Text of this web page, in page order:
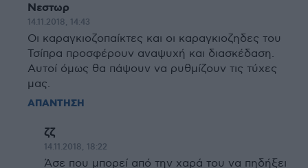
Νεστωρ
14.11.2018, 14:43
Οι καραγκιοζοπαίκτες και οι καραγκιοζηδες του
Τσίπρα προσφέρουν αναψυχή και διασκέδαση.
Αυτοί όμως θα πάψουν να ρυθμίζουν τις τύχες
μας.
ΑΠΑΝΤΗΣΗ
ζζ
14.11.2018, 18:22
Άσε που μπορεί από την χαρά του να πηδήξει